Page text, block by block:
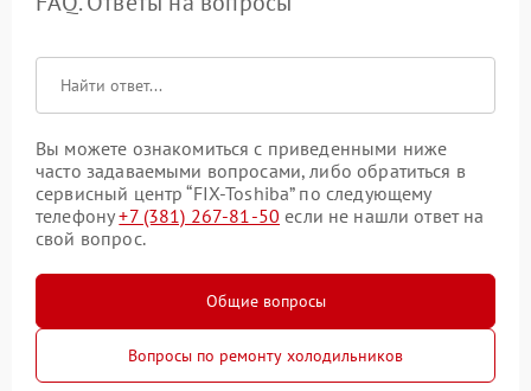
Вы можете ознакомиться с приведенными ниже
часто задаваемыми вопросами, либо обратиться в
сервисный центр “FIX-Toshiba” по следующему
телефону+7 (381) 267-81-50 если не нашли ответ на
свой вопрос.
Общие вопросы
Вопросы по ремонту холодильников